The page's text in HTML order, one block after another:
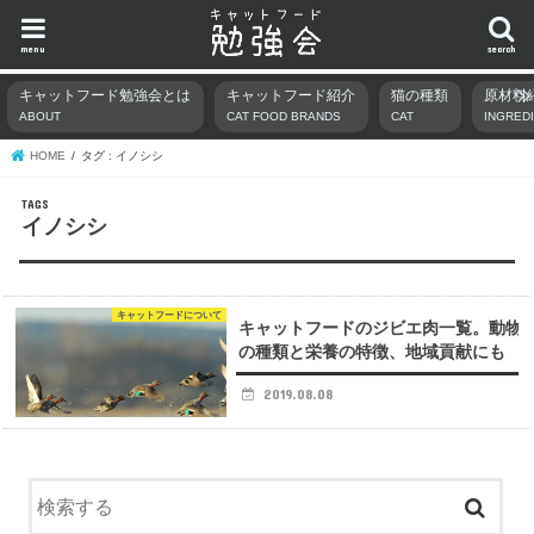
search
menu
キャットフード勉強会とは
ABOUT
キャットフード紹介
CAT FOOD BRANDS
猫の種類
CAT
原材料
HOME タグ : イノシシ
イノシシ
キャットフードについて
キャットフードのジビエ肉一覧。動物
の種類と栄養の特徴、地域貢献にも
2019.08.08